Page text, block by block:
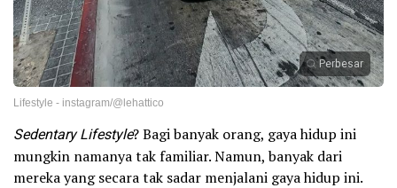
Perbesar
Lifestyle - instagram/@lehattico
Sedentary Lifestyle? Bagi banyak orang, gaya hidup ini
mungkin namanya tak familiar. Namun, banyak dari
mereka yang secara tak sadar menjalani gaya hidup ini.